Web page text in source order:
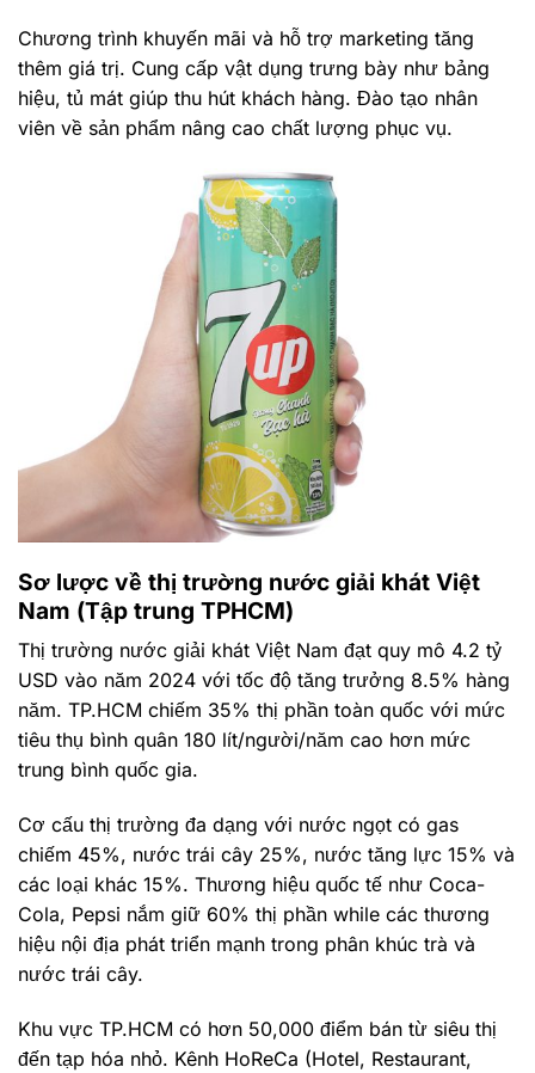
Chương trình khuyến mãi và hỗ trợ marketing tăng
thêm giá trị. Cung cấp vật dụng trưng bày như bảng
hiệu, tủ mát giúp thu hút khách hàng. Đào tạo nhân
viên về sản phẩm nâng cao chất lượng phục vụ.
Sơ lược về thị trường nước giải khát Việt
Nam (Tập trung TPHCM)
Thị trường nước giải khát Việt Nam đạt quy mô 4.2 tỷ
USD vào năm 2024 với tốc độ tăng trưởng 8.5% hàng
năm. TP.HCM chiếm 35% thị phần toàn quốc với mức
tiêu thụ bình quân 180 lít/người/năm cao hơn mức
trung bình quốc gia.
Cơ cấu thị trường đa dạng với nước ngọt có gas
chiếm 45%, nước trái cây 25%, nước tăng lực 15% và
các loại khác 15%. Thương hiệu quốc tế như Coca-
Cola, Pepsi nắm giữ 60% thị phần while các thương
hiệu nội địa phát triển mạnh trong phân khúc trà và
nước trái cây.
Khu vực TP.HCM có hơn 50,000 điểm bán từ siêu thị
đến tạp hóa nhỏ. Kênh HoReCa (Hotel, Restaurant,